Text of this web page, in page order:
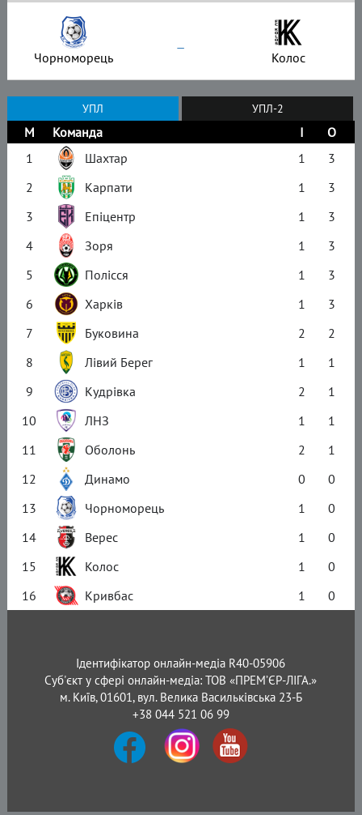
Чорноморець – Колос
УПЛ УПЛ-2
М Команда І
О
1
Шахтар 1
3
2
Карпати 1
3
3
Епіцентр 1
3
4
Зоря 1
3
5
Полісся 1
3
6
Харків 1
3
7
Буковина 2
2
8
Лівий Берег 1
1
9
Кудрівка 2
1
10
ЛНЗ 1
1
11
Оболонь 2
1
12
Динамо 0
0
13
Чорноморець 1
0
14
Верес 1
0
15
Колос 1
0
16
Кривбас 1 0
Ідентифікатор онлайн-медіа R40-05906
Суб'єкт у сфері онлайн-медіа: ТОВ «ПРЕМ’ЄР-ЛІГА.»
м. Київ, 01601, вул. Велика Васильківська 23-Б
+38 044 521 06 99